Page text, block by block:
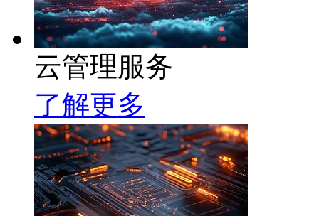
云管理服务
了解更多